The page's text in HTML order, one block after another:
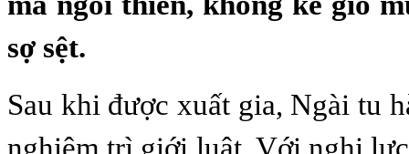
sợ sệt.
Sau khi được xuất gia, Ngài tu